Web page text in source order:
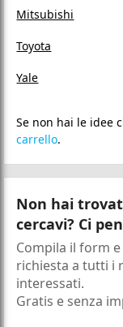
Mitsubishi
Toyota
Yale
Se non hai le idee
carrello.
Non hai
cercavi? Ci
Compila il form
richiesta a tutti i
interessati.
Gratis e senza